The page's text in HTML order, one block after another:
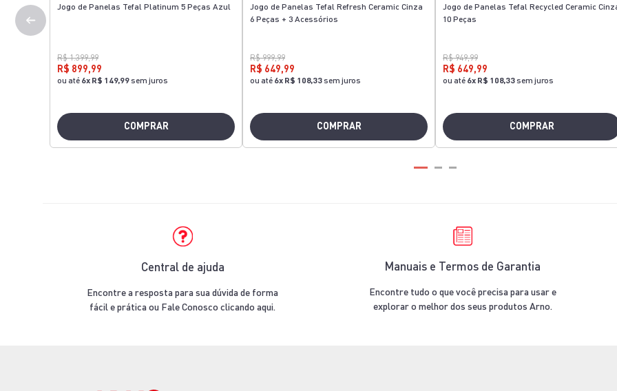
Jogo de Panelas Tefal Platinum 5 Peças Azul
R$ 1.399,99
R$ 899,99
ou até 6x R$ 149,99 sem juros
COMPRAR
Jogo de Panelas Tefal Refresh Ceramic Cinza
6 Peças + 3 Acessórios
R$ 999,99
R$ 649,99
ou até 6x R$ 108,33 sem juros
COMPRAR
Jogo de Panelas Tefal Recycled Ceramic
10 Peças
R$ 949,99
R$ 649,99
ou até 6x R$ 108,33 sem juros
COMPRAR
Central de ajuda
Encontre a resposta para sua dúvida de forma
fácil e prática ou Fale Conosco clicando aqui.
Manuais e Termos de Garantia
Encontre tudo o que você precisa para usar e
explorar o melhor dos seus produtos Arno.